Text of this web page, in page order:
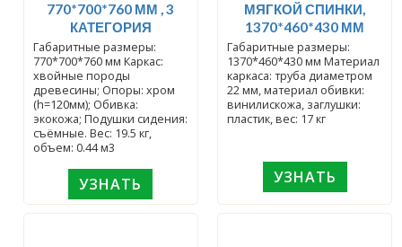
770*700*760 ММ , 3
КАТЕГОРИЯ
Габаритные размеры:
770*700*760 мм Каркас:
хвойные породы
древесины; Опоры: хром
(h=120мм); Обивка:
экокожа; Подушки сидения:
съёмные. Вес: 19.5 кг,
объем: 0.44 м3
УЗНАТЬ
МЯГКОЙ СПИНКИ,
1370*460*430 ММ
Габаритные размеры:
1370*460*430 мм Материал
каркаса: труба диаметром
22 мм, материал обивки:
винилискожа, заглушки:
пластик, вес: 17 кг
УЗНАТЬ